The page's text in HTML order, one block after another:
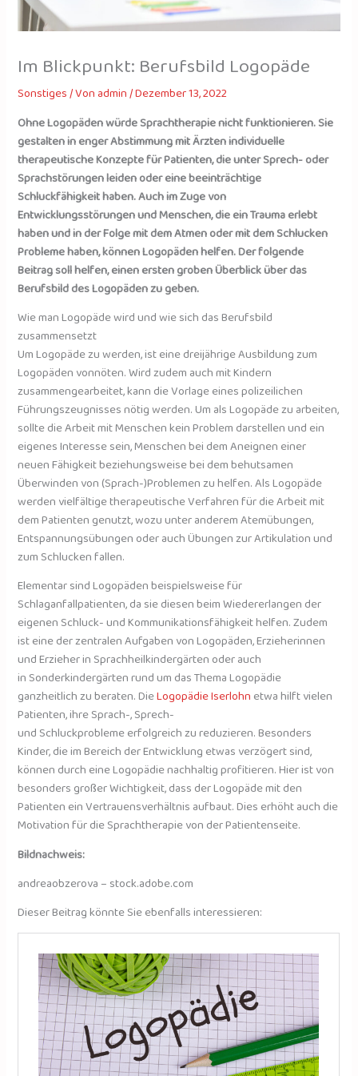
Im Blickpunkt: Berufsbild Logopäde
Sonstiges/ Von admin/Dezember 13, 2022
Ohne Logopäden würde Sprachtherapie nicht funktionieren. Sie
gestalten in enger Abstimmung mit Ärzten individuelle
therapeutische Konzepte für Patienten, die unter Sprech- oder
Sprachstörungen leiden oder eine beeinträchtige
Schluckfähigkeit haben. Auch im Zuge von
Entwicklungsstörungen und Menschen, die ein Trauma erlebt
haben und in der Folge mit dem Atmen oder mit dem Schlucken
Probleme haben, können Logopäden helfen. Der folgende
Beitrag soll helfen, einen ersten groben Überblick über das
Berufsbild des Logopäden zu geben.
Wie man Logopäde wird und wie sich das Berufsbild
zusammensetzt
Um Logopäde zu werden, ist eine dreijährige Ausbildung zum
Logopäden vonnöten. Wird zudem auch mit Kindern
zusammengearbeitet, kann die Vorlage eines polizeilichen
Führungszeugnisses nötig werden. Um als Logopäde zu arbeiten,
sollte die Arbeit mit Menschen kein Problem darstellen und ein
eigenes Interesse sein, Menschen bei dem Aneignen einer
neuen Fähigkeit beziehungsweise bei dem behutsamen
Überwinden von (Sprach-)Problemen zu helfen. Als Logopäde
werden vielfältige therapeutische Verfahren für die Arbeit mit
dem Patienten genutzt, wozu unter anderem Atemübungen,
Entspannungsübungen oder auch Übungen zur Artikulation und
zum Schlucken fallen.
Elementar sind Logopäden beispielsweise für
Schlaganfallpatienten, da sie diesen beim Wiedererlangen der
eigenen Schluck- und Kommunikationsfähigkeit helfen. Zudem
ist eine der zentralen Aufgaben von Logopäden, Erzieherinnen
und Erzieher in Sprachheilkindergärten oder auch
in Sonderkindergärten rund um das Thema Logopädie
ganzheitlich zu beraten. DieLogopädie Iserlohn etwa hilft vielen
Patienten, ihre Sprach-, Sprech-
und Schluckprobleme erfolgreich zu reduzieren. Besonders
Kinder, die im Bereich der Entwicklung etwas verzögert sind,
können durch eine Logopädie nachhaltig profitieren. Hier ist von
besonders großer Wichtigkeit, dass der Logopäde mit den
Patienten ein Vertrauensverhältnis aufbaut. Dies erhöht auch die
Motivation für die Sprachtherapie von der Patientenseite.
Bildnachweis:
andreaobzerova – stock.adobe.com
Dieser Beitrag könnte Sie ebenfalls interessieren: